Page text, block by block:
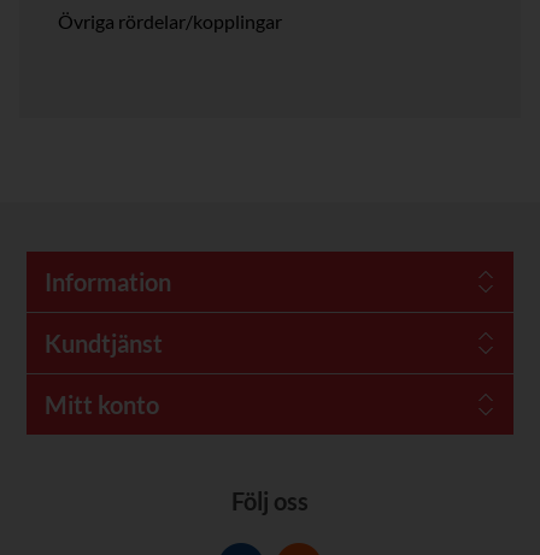
Övriga rördelar/kopplingar
Information
Kundtjänst
Mitt konto
Följ oss